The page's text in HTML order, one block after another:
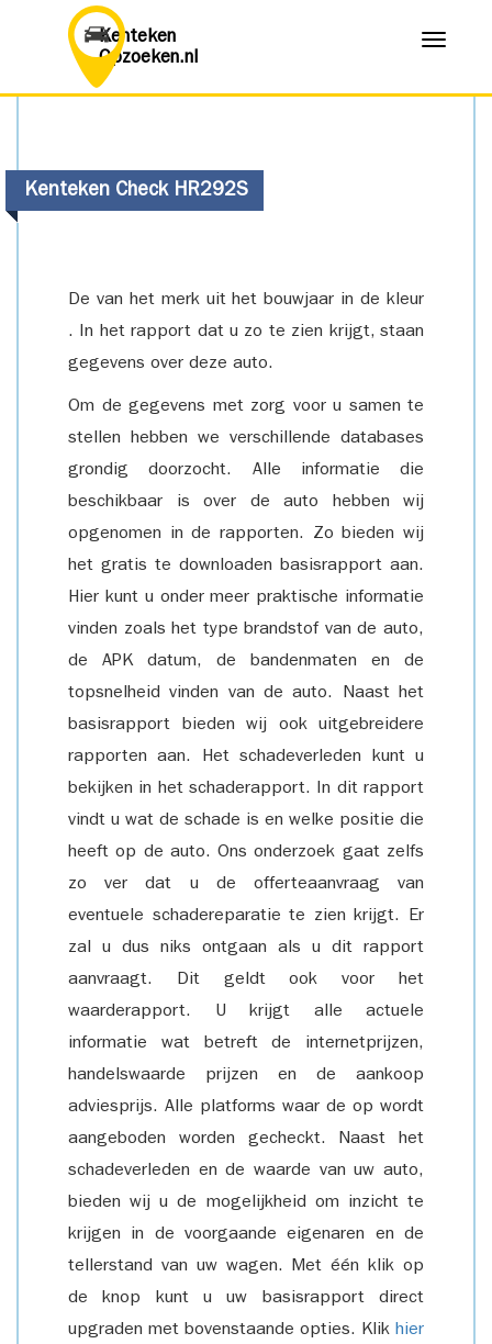
Kenteken
Opzoeken.nl
Menu
Kenteken Check HR292S
De van het merk uit het bouwjaar in de kleur
. In het rapport dat u zo te zien krijgt, staan
gegevens over deze auto.
Om de gegevens met zorg voor u samen te
stellen hebben we verschillende databases
grondig doorzocht. Alle informatie die
beschikbaar is over de auto hebben wij
opgenomen in de rapporten. Zo bieden wij
het gratis te downloaden basisrapport aan.
Hier kunt u onder meer praktische informatie
vinden zoals het type brandstof van de auto,
de APK datum, de bandenmaten en de
topsnelheid vinden van de auto. Naast het
basisrapport bieden wij ook uitgebreidere
rapporten aan. Het schadeverleden kunt u
bekijken in het schaderapport. In dit rapport
vindt u wat de schade is en welke positie die
heeft op de auto. Ons onderzoek gaat zelfs
zo ver dat u de offerteaanvraag van
eventuele schadereparatie te zien krijgt. Er
zal u dus niks ontgaan als u dit rapport
aanvraagt. Dit geldt ook voor het
waarderapport. U krijgt alle actuele
informatie wat betreft de internetprijzen,
handelswaarde prijzen en de aankoop
adviesprijs. Alle platforms waar de op wordt
aangeboden worden gecheckt. Naast het
schadeverleden en de waarde van uw auto,
bieden wij u de mogelijkheid om inzicht te
krijgen in de voorgaande eigenaren en de
tellerstand van uw wagen. Met één klik op
de knop kunt u uw basisrapport direct
upgraden met bovenstaande opties. Klik hier